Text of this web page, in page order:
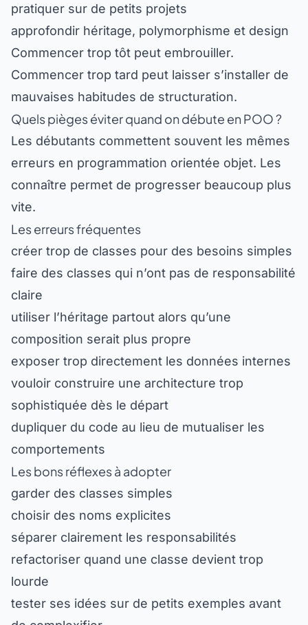
pratiquer sur de petits projets
approfondir héritage, polymorphisme et design
Commencer trop tôt peut embrouiller.
Commencer trop tard peut laisser s’installer de
mauvaises habitudes de structuration.
Quels pièges éviter quand on débute en POO ?
Les débutants commettent souvent les mêmes
erreurs en programmation orientée objet. Les
connaître permet de progresser beaucoup plus
vite.
Les erreurs fréquentes
créer trop de classes pour des besoins simples
faire des classes qui n’ont pas de responsabilité
claire
utiliser l’héritage partout alors qu’une
composition serait plus propre
exposer trop directement les données internes
vouloir construire une architecture trop
sophistiquée dès le départ
dupliquer du code au lieu de mutualiser les
comportements
Les bons réflexes à adopter
garder des classes simples
choisir des noms explicites
séparer clairement les responsabilités
refactoriser quand une classe devient trop
lourde
tester ses idées sur de petits exemples avant